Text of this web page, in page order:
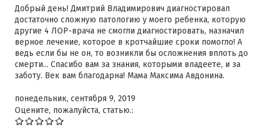
Добрый день! Дмитрий Владимирович диагностировал
достаточно сложную патологию у моего ребенка, которую
другие 4 ЛОР-врача не смогли диагностировать, назначил
верное лечение, которое в кротчайшие сроки помогло! А
ведь если бы не он, то возникли бы осложнения вплоть до
смерти... Спасибо вам за знания, которыми владеете, и за
заботу. Век вам благодарна! Мама Максима Авдонина.
понедельник, сентября 9, 2019
Оцените, пожалуйста, статью.: